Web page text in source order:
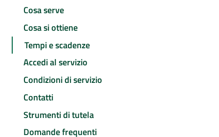
Cosa serve
Cosa si ottiene
Tempi e scadenze
Accedi al servizio
Condizioni di servizio
Contatti
Strumenti di tutela
Domande frequenti